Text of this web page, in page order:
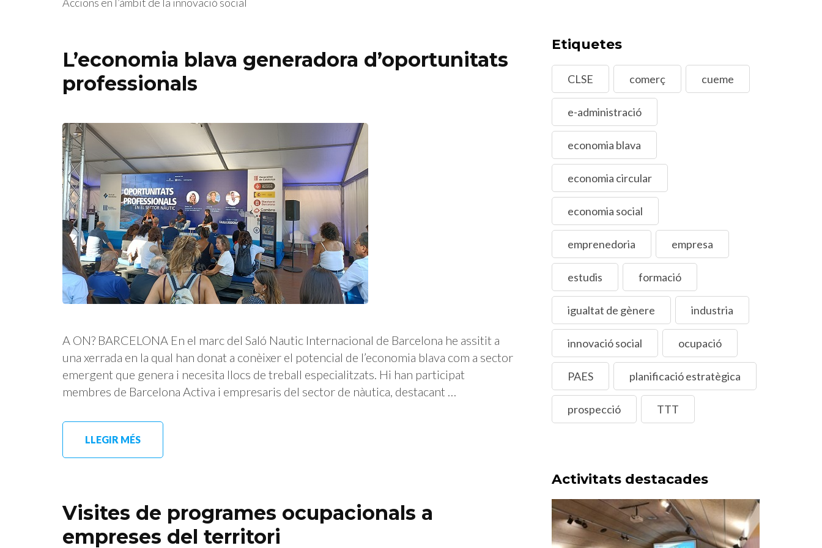
L’economia blava generadora d’oportunitats
professionals
A ON? BARCELONA En el marc del Saló Nautic Internacional de Barcelona he assitit a
una xerrada en la qual han donat a conèixer el potencial de l’economia blava com a sector
emergent que genera i necesita llocs de treball especialitzats. Hi han participat
membres de Barcelona Activa i empresaris del sector de nàutica, destacant …
LLEGIR MÉS
Visites de programes ocupacionals a
empreses del territori
Etiquetes
CLSE comerç cueme
e-administració
economia blava
economia circular
economia social
emprenedoria empresa
estudis formació
igualtat de gènere industria
innovació social ocupació
PAES planificació estratègica
prospecció TTT
Activitats destacades